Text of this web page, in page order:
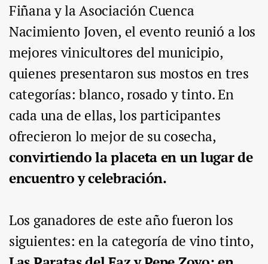
Fiñana y la Asociación Cuenca
Nacimiento Joven, el evento reunió a los
mejores vinicultores del municipio,
quienes presentaron sus mostos en tres
categorías: blanco, rosado y tinto. En
cada una de ellas, los participantes
ofrecieron lo mejor de su cosecha,
convirtiendo la placeta en un lugar de
encuentro y celebración.
Los ganadores de este año fueron los
siguientes: en la categoría de vino tinto,